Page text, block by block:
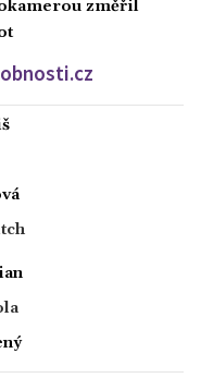
změřil